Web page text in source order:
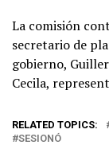
La comisión
secretario de
gobierno,
Cecila,
RELATED TOPICS:
SESIONÓ